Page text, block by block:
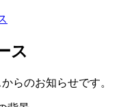
ス
らのお知らせです。